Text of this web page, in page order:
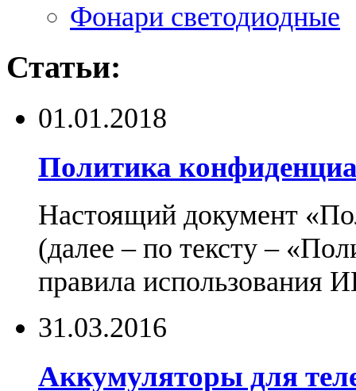
Фонари светодиодные
Статьи:
01.01.2018
Политика
Настоящий документ
(далее – по тексту –
правила использования
31.03.2016
Аккумуляторы для